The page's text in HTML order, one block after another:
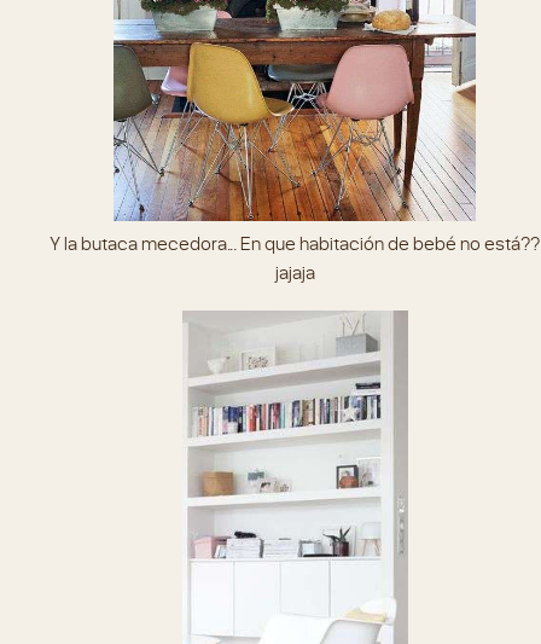
Y la butaca mecedora… En que habitación de bebé no está??
jajaja